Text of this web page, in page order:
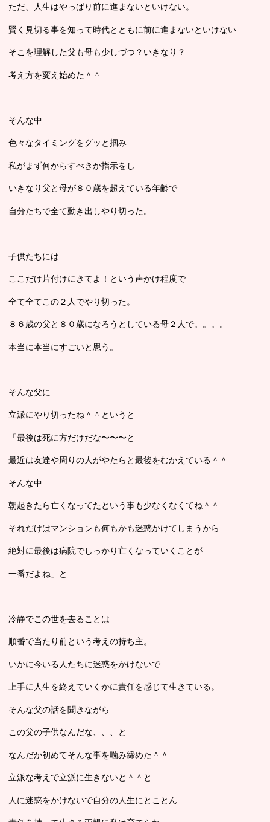
ただ、人生はやっぱり前に進まないといけない。
賢く見切る事を知って時代とともに前に進まないといけない
そこを理解した父も母も少しづつ？いきなり？
考え方を変え始めた＾＾
そんな中
色々なタイミングをグッと掴み
私がまず何からすべきか指示をし
いきなり父と母が８０歳を超えている年齢で
自分たちで全て動き出しやり切った。
子供たちには
ここだけ片付けにきてよ！という声かけ程度で
全て全てこの２人でやり切った。
８６歳の父と８０歳になろうとしている母２人で。。。。
本当に本当にすごいと思う。
そんな父に
立派にやり切ったね＾＾というと
「最後は死に方だけだな〜〜〜と
最近は友達や周りの人がやたらと最後をむかえている＾＾
そんな中
朝起きたら亡くなってたという事も少なくなくてね＾＾
それだけはマンションも何もかも迷惑かけてしまうから
絶対に最後は病院でしっかり亡くなっていくことが
一番だよね」と
冷静でこの世を去ることは
順番で当たり前という考えの持ち主。
いかに今いる人たちに迷惑をかけないで
上手に人生を終えていくかに責任を感じて生きている。
そんな父の話を聞きながら
この父の子供なんだな、、、と
なんだか初めてそんな事を噛み締めた＾＾
立派な考えで立派に生きないと＾＾と
人に迷惑をかけないで自分の人生にとことん